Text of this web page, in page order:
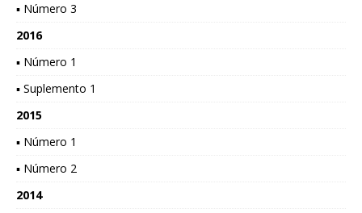
▪ Número 3
2016
▪ Número 1
▪ Suplemento 1
2015
▪ Número 1
▪ Número 2
2014